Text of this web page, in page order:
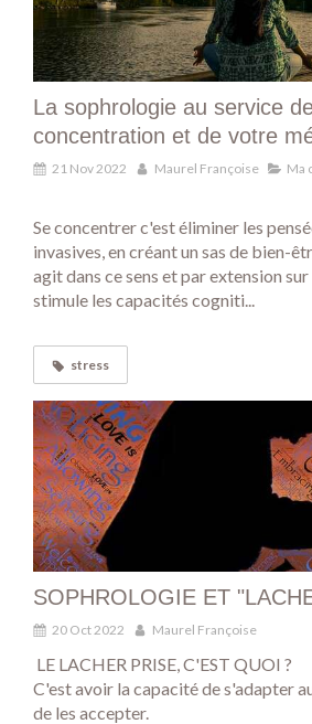
La sophrologie au service
concentration et de votre
21 Nov 2022 Maurel Françoise Ma
Se concentrer c'est éliminer les
invasives, en créant un sas de bien-
agit dans ce sens et par extension
stimule les capacités cogniti...
stress
SOPHROLOGIE ET
20 Oct 2022 Maurel Françoise
LE LACHER PRISE, C'EST QUOI ?
C'est avoir la capacité de s'adapter
de les accepter.